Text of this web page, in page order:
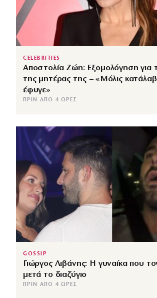
CELEBRITIES
Αποστολία Ζώη: Εξομολόγηση για
της μητέρας της – «Μόλις
έφυγε»
ΠΡΙΝ ΑΠΌ 4 ΏΡΕΣ
GOSSIP
Γιώργος Λιβάνης: Η γυναίκα που
μετά το διαζύγιο
ΠΡΙΝ ΑΠΌ 4 ΏΡΕΣ